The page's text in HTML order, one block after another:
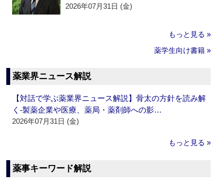
2026年07月31日 (金)
もっと見る »
薬学生向け書籍 »
薬業界ニュース解説
【対話で学ぶ薬業界ニュース解説】骨太の方針を読み解
く‐製薬企業や医療、薬局・薬剤師への影…
2026年07月31日 (金)
もっと見る »
薬事キーワード解説